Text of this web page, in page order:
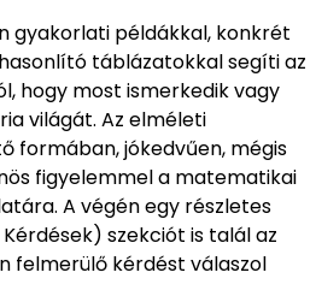
gyakorlati példákkal, konkrét
táblázatokkal segíti az
hogy most ismerkedik vagy
világát. Az elméleti
formában, jókedvűen, mégis
figyelemmel a matematikai
A végén egy részletes
szekciót is talál az
felmerülő kérdést válaszol